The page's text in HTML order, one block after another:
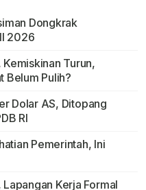
Dongkrak
2026
Turun,
Belum Pulih?
Dolar AS, Ditopang
RI
Pemerintah, Ini
Kerja Formal